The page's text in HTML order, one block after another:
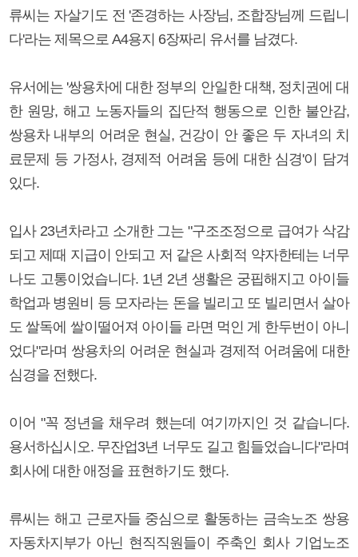
류씨는 자살기도 전 '존경하는 사장님, 조합장님께 드립니
다'라는 제목으로 A4용지 6장짜리 유서를 남겼다.
유서에는 '쌍용차에 대한 정부의 안일한 대책, 정치권에 대
한 원망, 해고 노동자들의 집단적 행동으로 인한 불안감,
쌍용차 내부의 어려운 현실, 건강이 안 좋은 두 자녀의 치
료문제 등 가정사, 경제적 어려움 등에 대한 심경'이 담겨
있다.
입사 23년차라고 소개한 그는 "구조조정으로 급여가 삭감
되고 제때 지급이 안되고 저 같은 사회적 약자한테는 너무
나도 고통이었습니다. 1년 2년 생활은 궁핍해지고 아이들
학업과 병원비 등 모자라는 돈을 빌리고 또 빌리면서 살아
도 쌀독에 쌀이떨어져 아이들 라면 먹인 게 한두번이 아니
었다"라며 쌍용차의 어려운 현실과 경제적 어려움에 대한
심경을 전했다.
이어 "꼭 정년을 채우려 했는데 여기까지인 것 같습니다.
용서하십시오. 무잔업3년 너무도 길고 힘들었습니다"라며
회사에 대한 애정을 표현하기도 했다.
류씨는 해고 근로자들 중심으로 활동하는 금속노조 쌍용
자동차지부가 아닌 현직직원들이 주축인 회사 기업노조